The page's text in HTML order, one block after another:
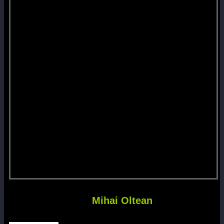
Mihai Oltean